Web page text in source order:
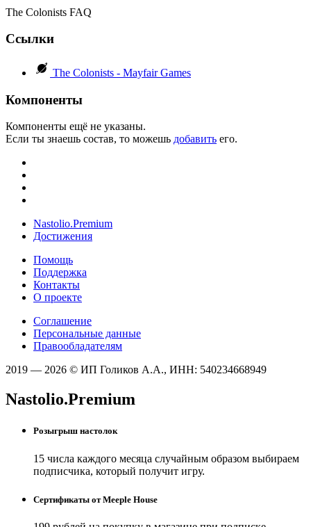
The Colonists FAQ
Ссылки
The Colonists - Mayfair Games
Компоненты
Компоненты ещё не указаны.
Если ты знаешь состав, то можешь добавить его.
Nastolio.Premium
Достижения
Помощь
Поддержка
Контакты
О проекте
Соглашение
Персональные данные
Правообладателям
2019 — 2026 © ИП Голиков А.А., ИНН: 540234668949
Nastolio.Premium
Розыгрыш настолок
15 числа каждого месяца случайным образом выбираем
подписчика, который получит игру.
Сертификаты от Meeple House